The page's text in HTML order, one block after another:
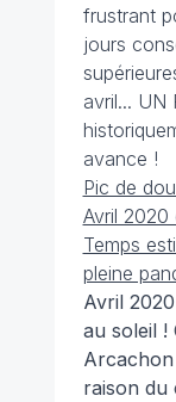
frustrant
jours
avril... UN
avance !
Pic de
Avril 2020
Temps
pleine
Avril
au soleil !
Arcachon
raison du